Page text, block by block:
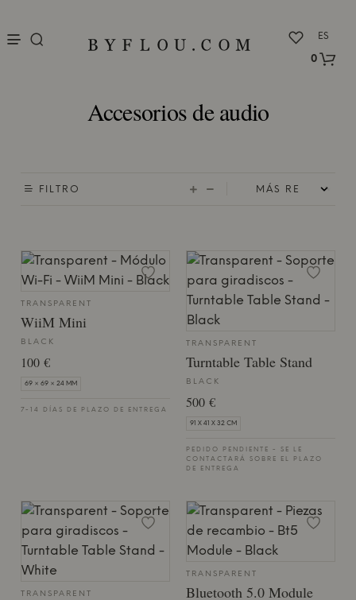
ES
0
Accesorios de audio
FILTRO
TRANSPARENT
WiiM Mini
BLACK
100 €
69 × 69 × 24 MM
7-14 DÍAS DE PLAZO DE ENTREGA
TRANSPARENT
Turntable Table Stand
BLACK
500 €
91 X 41 X 32 CM
PEDIDO PENDIENTE - SE LE
CONTACTARÁ SOBRE EL PLAZO
DE ENTREGA
TRANSPARENT
TRANSPARENT
Bluetooth 5.0 Module